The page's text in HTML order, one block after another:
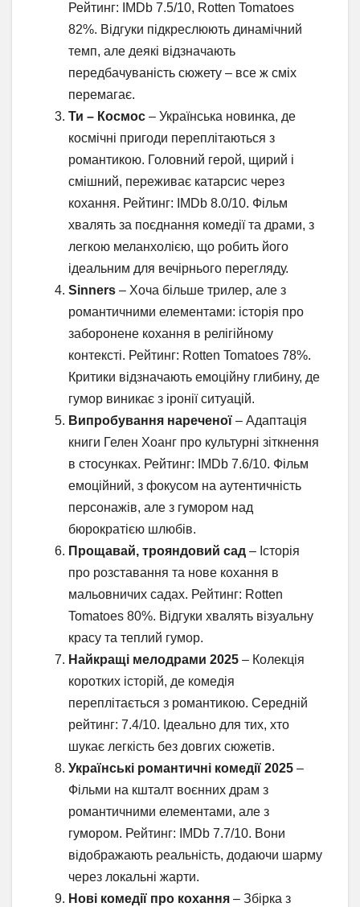
Рейтинг: IMDb 7.5/10, Rotten Tomatoes
82%. Відгуки підкреслюють динамічний
темп, але деякі відзначають
передбачуваність сюжету – все ж сміх
перемагає.
Ти – Космос – Українська новинка, де
космічні пригоди переплітаються з
романтикою. Головний герой, щирий і
смішний, переживає катарсис через
кохання. Рейтинг: IMDb 8.0/10. Фільм
хвалять за поєднання комедії та драми, з
легкою меланхолією, що робить його
ідеальним для вечірнього перегляду.
Sinners – Хоча більше трилер, але з
романтичними елементами: історія про
заборонене кохання в релігійному
контексті. Рейтинг: Rotten Tomatoes 78%.
Критики відзначають емоційну глибину, де
гумор виникає з іронії ситуацій.
Випробування нареченої – Адаптація
книги Гелен Хоанг про культурні зіткнення
в стосунках. Рейтинг: IMDb 7.6/10. Фільм
емоційний, з фокусом на аутентичність
персонажів, але з гумором над
бюрократією шлюбів.
Прощавай, трояндовий сад – Історія
про розставання та нове кохання в
мальовничих садах. Рейтинг: Rotten
Tomatoes 80%. Відгуки хвалять візуальну
красу та теплий гумор.
Найкращі мелодрами 2025 – Колекція
коротких історій, де комедія
переплітається з романтикою. Середній
рейтинг: 7.4/10. Ідеально для тих, хто
шукає легкість без довгих сюжетів.
Українські романтичні комедії 2025 –
Фільми на кшталт воєнних драм з
романтичними елементами, але з
гумором. Рейтинг: IMDb 7.7/10. Вони
відображають реальність, додаючи шарму
через локальні жарти.
Нові комедії про кохання – Збірка з